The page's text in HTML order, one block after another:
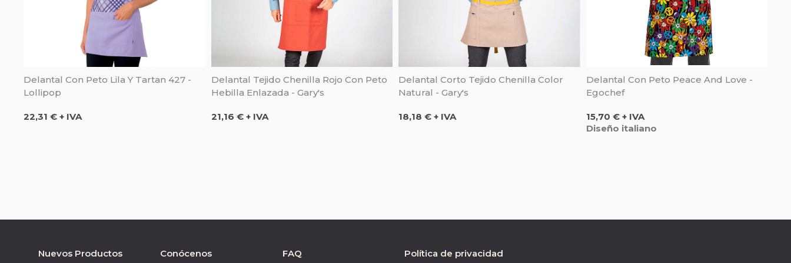
Delantal Con Peto Lila Y Tartan 427 -
Lollipop
Precio
22,31 € + IVA
Delantal Tejido Chenilla Rojo Con Peto
Hebilla Enlazada - Gary's
Precio
21,16 € + IVA
Delantal Corto Tejido Chenilla Color
Natural - Gary's
Precio
18,18 € + IVA
Delantal Con Peto Peace And Love -
Egochef
Precio
15,70 € + IVA
Diseño italiano
Nuevos Productos Conócenos FAQ Política de privacidad